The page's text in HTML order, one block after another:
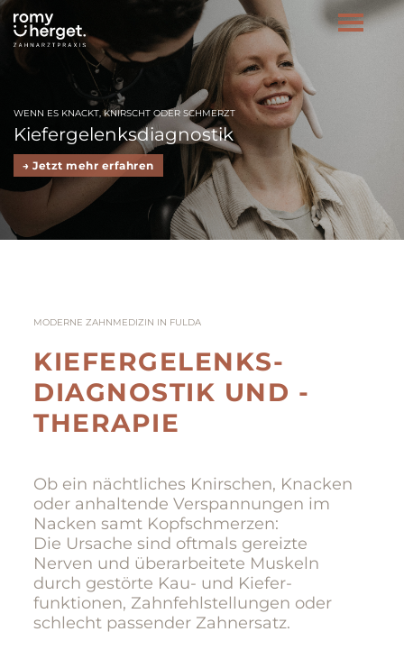
WENN ES KNACKT, KNIRSCHT ODER SCHMERZT
Kiefergelenksdiagnostik
→ Jetzt mehr erfahren
MODERNE ZAHNMEDIZIN IN FULDA
KIEFER­GELENKS­
DIAGNOSTIK UND -
THERAPIE
Ob ein nächtliches Knirschen, Knacken
oder anhaltende Verspannungen im
Nacken samt Kopf­schmerzen:
Die Ursache sind oftmals gereizte
Nerven und über­arbeitete Muskeln
durch gestörte Kau- und Kiefer­
funktionen, Zahn­fehl­stellungen oder
schlecht passender Zahn­ersatz.